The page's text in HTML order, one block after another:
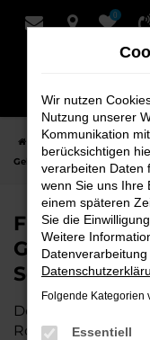
Zum
0
Startseite Rotenburg
Gebrauchtwagen für
Finden Sie
Schmidt +
Der Audi A4 ist die
Rotenburg, die
Wir nutzen
Nutzung unserer
Kommunikation
berücksichtigen
verarbeiten Daten
wenn Sie uns Ihre
einem späteren
Sie die
Weitere
Folgende Kategorien
Essentiell